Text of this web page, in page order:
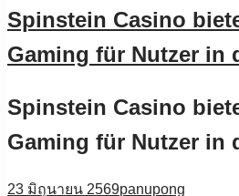
Spinstein Casino
Gaming für Nutzer in
Spinstein Casino
Gaming für Nutzer in
23 มิถุนายน 2569panupong